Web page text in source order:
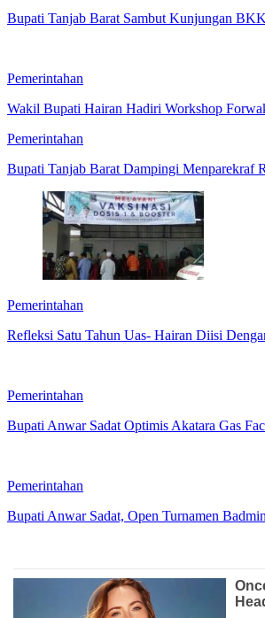
Bupati Tanjab Barat Sambut Kunjungan
Pemerintahan
Wakil Bupati Hairan Hadiri Workshop
Pemerintahan
Bupati Tanjab Barat Dampingi Menparekraf
Pemerintahan
Refleksi Satu Tahun Uas- Hairan Diisi
Pemerintahan
Bupati Anwar Sadat Optimis Akatara Gas
Pemerintahan
Bupati Anwar Sadat, Open Turnamen